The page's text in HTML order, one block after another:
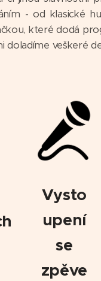
- od klasické
které dodá
doladíme veškeré
Vysto
upení
se
zpěve